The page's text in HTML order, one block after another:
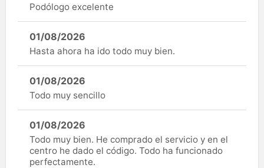
Podólogo excelente
01/08/2026
Hasta ahora ha ido todo muy bien.
01/08/2026
Todo muy sencillo
01/08/2026
Todo muy bien. He comprado el servicio y en el
centro he dado el código. Todo ha funcionado
perfectamente.